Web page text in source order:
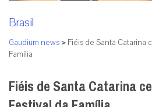
Brasil
Gaudium news > Fiéis de Santa Catarina
Família
Fiéis de Santa Catarina